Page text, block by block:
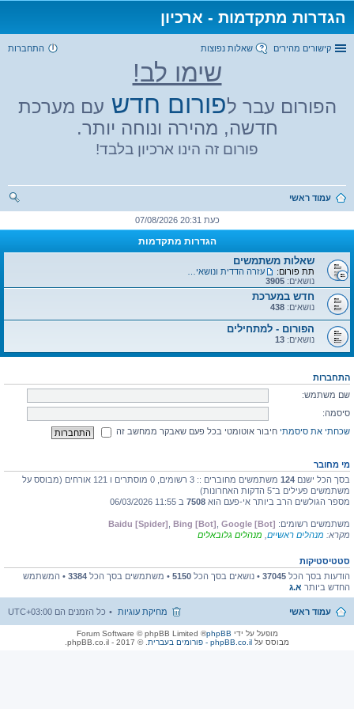
הגדרות מתקדמות - ארכיון
קישורים מהירים שאלות נפוצות התחברות
שימו לב!
הפורום עבר לפורום חדש עם מערכת
חדשה, מהירה ונוחה יותר.
פורום זה הינו ארכיון בלבד!
עמוד ראשי
כעת 20:31 07/08/2026
הגדרות מתקדמות
שאלות משתמשים
תת פורום:
נושאים: 3905
חדש במערכת
נושאים: 438
הפורום - למתחילים
נושאים: 13
התחברות
שם משתמש:
סיסמה:
שכחתי את סיסמתי חיבור אוטומטי בכל פעם שאבקר ממחשב זה
מי מחובר
בסך הכל ישנם 124
משתמשים מחוברים :: 3 רשומים, 0 מוסתרים ו 121 אורחים (מבוסס על
משתמשים פעילים ב־5 הדקות האחרונות)
מספר הגולשים הרב ביותר אי-פעם הוא 7508 ב 11:55 06/03/2026
משתמשים רשומים: Baidu [Spider] Bing [Bot] Google [Bot]
מקרא: מנהלים ראשיים מנהלים גלובאלים
סטטיסטיקות
הודעות בסך הכל 37045 • נושאים בסך הכל 5150 • משתמשים בסך הכל 3384 • המשתמש
החדש ביותר א.ג
עמוד ראשי כל הזמנים הם UTC+03:00 מחיקת עוגיות
מופעל על ידי phpBB
® Forum Software © phpBB Limited
מבוסס על phpBB.co.il - פורומים בעברית . © 2017 - phpBB.co.il.